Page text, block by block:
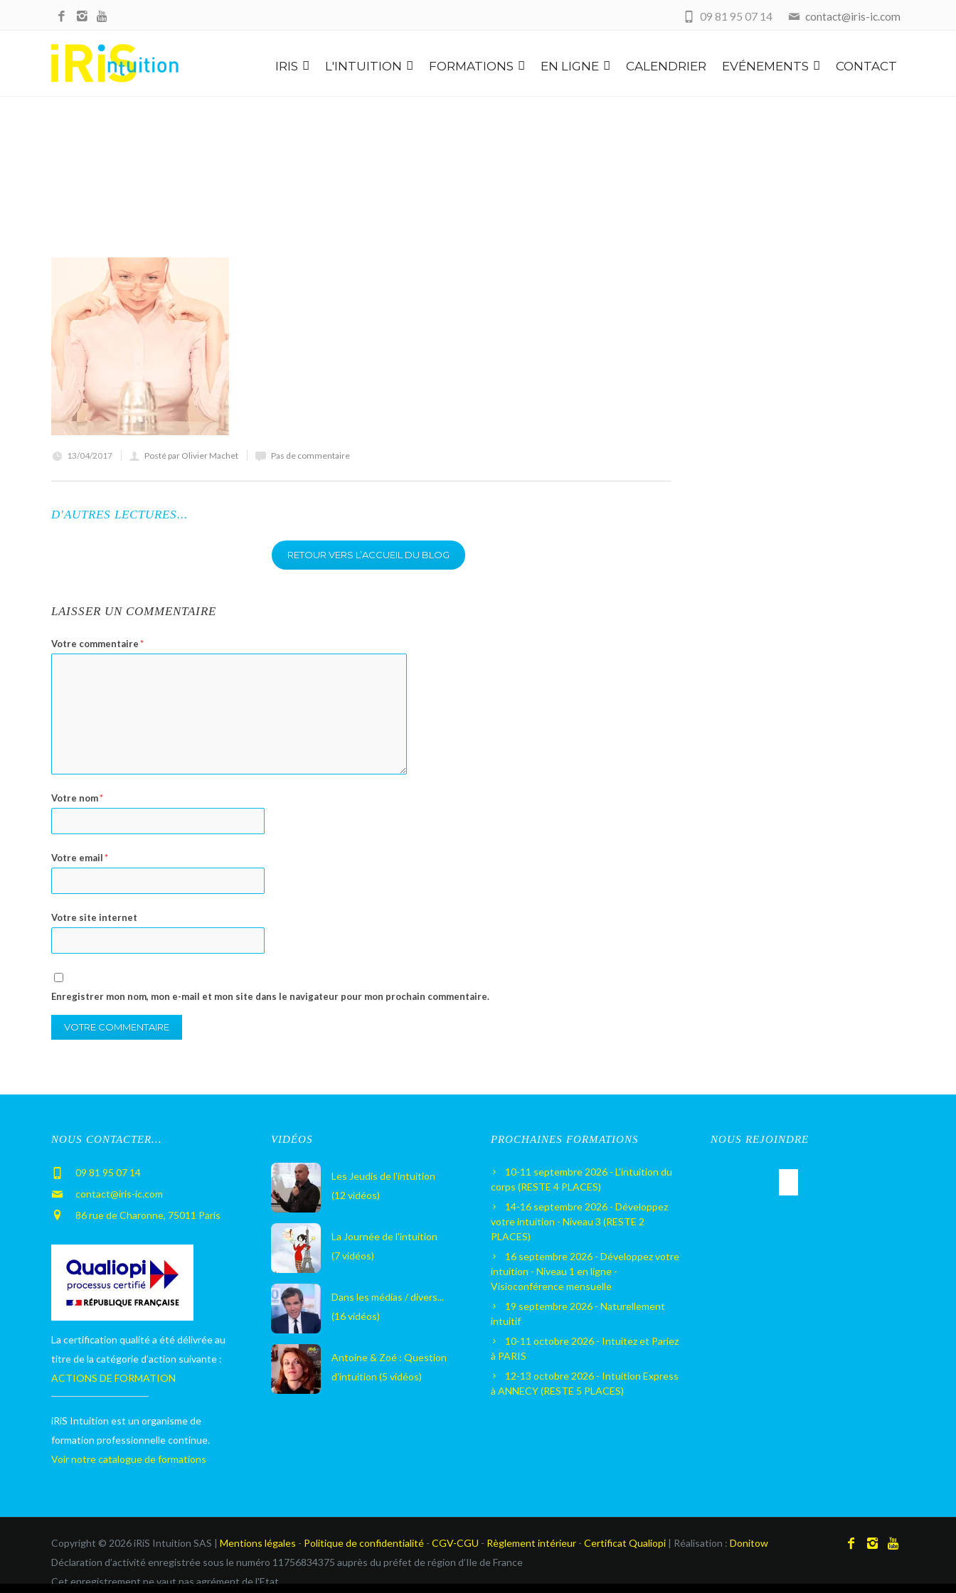
contact@iris-ic.com
09 81 95 07 14
IRIS L'INTUITION FORMATIONS EN LIGNE CALENDRIER EVÉNEMENTS CONTACT
13/04/2017 Posté par Olivier Machet Pas de commentaire
D'AUTRES LECTURES...
RETOUR VERS L’ACCUEIL DU BLOG
LAISSER UN COMMENTAIRE
Votre commentaire*
Votre nom*
Votre email*
Votre site internet
Enregistrer mon nom, mon e-mail et mon site dans le navigateur pour mon prochain commentaire.
NOUS CONTACTER…
09 81 95 07 14
contact@iris-ic.com
86 rue de Charonne, 75011 Paris
La certification qualité a été délivrée au
titre de la catégorie d'action suivante :
ACTIONS DE FORMATION
iRiS Intuition est un organisme de
formation professionnelle continue.
Voir notre catalogue de formations
VIDÉOS
Les Jeudis de l'intuition
(12 vidéos)
La Journée de l'intuition
(7 vidéos)
Dans les médias / divers...
(16 vidéos)
Antoine & Zoé : Question
d'intuition (5 vidéos)
PROCHAINES FORMATIONS
10-11 septembre 2026 - L'intuition du
corps (RESTE 4 PLACES)
14-16 septembre 2026 - Développez
votre intuition - Niveau 3 (RESTE 2
PLACES)
16 septembre 2026 - Développez votre
intuition - Niveau 1 en ligne -
Visioconférence mensuelle
19 septembre 2026 - Naturellement
intuitif
10-11 octobre 2026 - Intuitez et Pariez
à PARIS
12-13 octobre 2026 - Intuition Express
à ANNECY (RESTE 5 PLACES)
NOUS REJOINDRE
Copyright © 2026 iRiS Intuition SAS | Mentions légales - Politique de confidentialité - CGV-CGU - Règlement intérieur - Certificat Qualiopi | Réalisation : Donitow
Déclaration d’activité enregistrée sous le numéro 11756834375 auprès du préfet de région d’Ile de France
Cet enregistrement ne vaut pas agrément de l'Etat